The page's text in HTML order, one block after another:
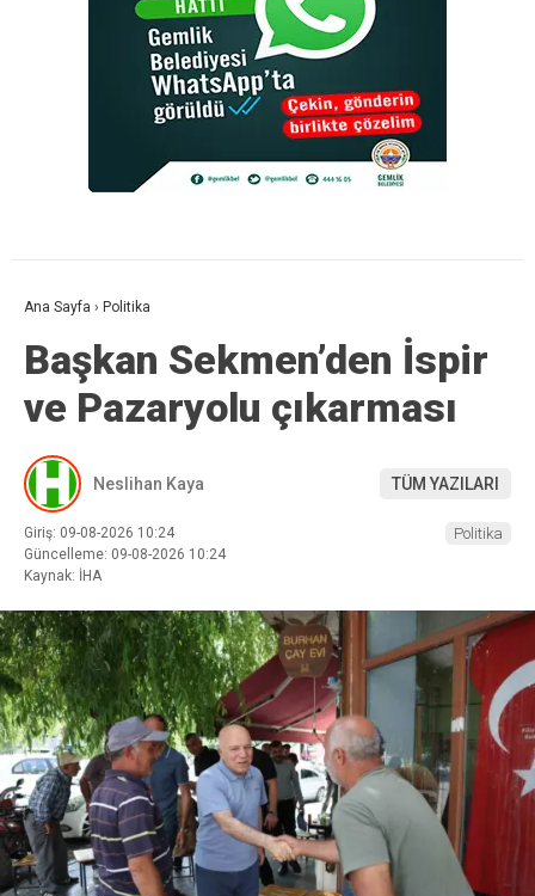
Ana Sayfa › Politika
Başkan Sekmen’den İspir
ve Pazaryolu çıkarması
Neslihan Kaya TÜM YAZILARI
Giriş: 09-08-2026 10:24
Güncelleme: 09-08-2026 10:24
Kaynak: İHA
Politika